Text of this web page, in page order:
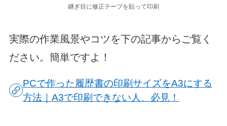
継ぎ目に修正テープを貼って印刷
実際の作業風景やコツを下の記事からご覧く
ださい。簡単ですよ！
PCで作った履歴書の印刷サイズをA3にする
方法｜A3で印刷できない人、必見！